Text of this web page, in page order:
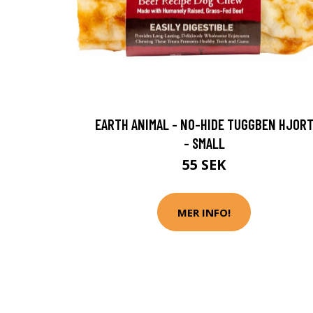
EARTH ANIMAL - NO-HIDE TUGGBEN HJORT
- SMALL
55 SEK
MER INFO!